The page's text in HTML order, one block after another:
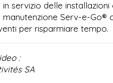
servizio delle
manutenzione Serv-e-
per risparmiare tempo.
:
SA